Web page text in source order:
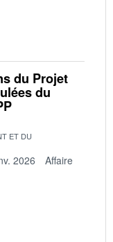
du Projet
du
ET DU
2026
Affaire